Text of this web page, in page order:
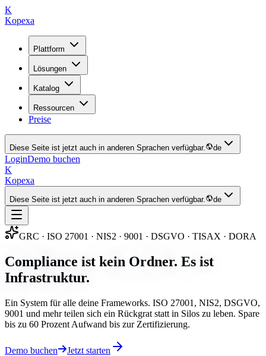
K
Kopexa
Plattform
Lösungen
Katalog
Ressourcen
Preise
Diese Seite ist jetzt auch in anderen Sprachen verfügbar. de
LoginDemo buchen
K
Kopexa
Diese Seite ist jetzt auch in anderen Sprachen verfügbar. de
GRC · ISO 27001 · NIS2 · 9001 · DSGVO · TISAX · DORA
Compliance ist kein Ordner. Es ist
Infrastruktur.
Ein System für alle deine Frameworks. ISO 27001, NIS2, DSGVO,
9001 und mehr teilen sich ein Rückgrat statt in Silos zu leben. Spare
bis zu 60 Prozent Aufwand bis zur Zertifizierung.
Demo buchen
Jetzt starten